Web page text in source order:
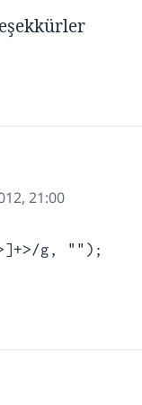
21:00
g, "");